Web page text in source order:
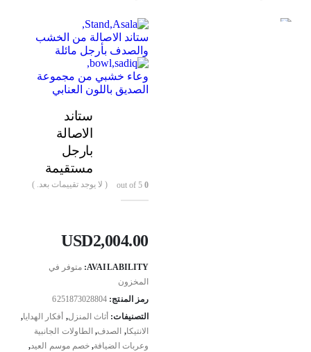
ستاند الاصالة من الخشب
والصدف بأرجل مائلة
وعاء خشبي من مجموعة
الصديق باللون العنابي
ستاند
الاصالة
بارجل
مستقيمة
0 ( لا يوجد تقييمات بعد. )
USD2,004.00
AVAILABILITY: متوفر في
المخزون
رمز المنتج: 6251873028804
التصنيفات: أثاث المنزل, أفكار الهدايا,
الانتيكا, الصدف, الطاولات الجانبية
وعربات الضيافة, خصم موسم العيد,